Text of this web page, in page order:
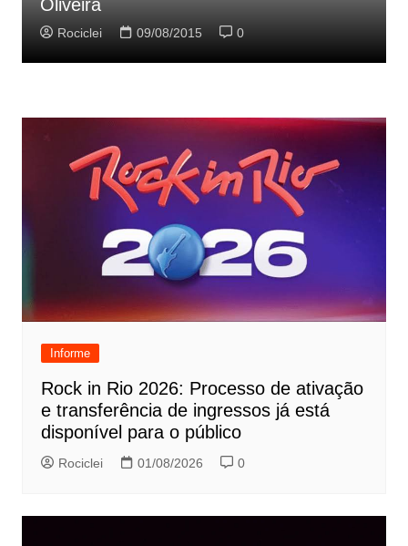
Oliveira
Rociclei 09/08/2015 0
Informe
Rock in Rio 2026: Processo de ativação
e transferência de ingressos já está
disponível para o público
Rociclei 01/08/2026 0